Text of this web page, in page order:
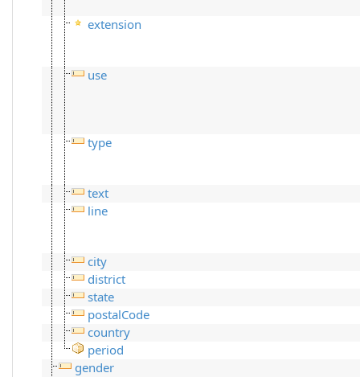
extension
use
type
text
line
city
district
state
postalCode
country
period
gender